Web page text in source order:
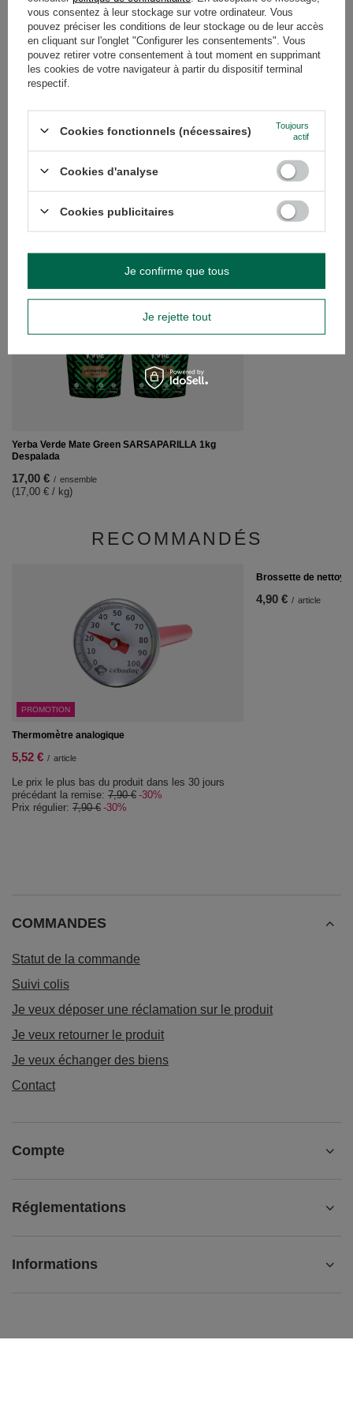
AVIS (0)
Avez-vous besoin d'aide ? Avez-vous des
répondrons rapidement. Les questions
et les réponses les plus intéressantes
seront publiées pour que d'autres
puissent les consulter.
Poser une question
VOIR AUSSI
Yerba Verde Mate Green SARSAPARILLA 1kg
Despalada
17,00 € / ensemble
(17,00 € / kg)
2 x 500g Verde Mate
RECOMMANDÉS
PROMOTION
Thermomètre analogique
5,52 € / article
Le prix le plus bas du produit dans les 30 jours
précédant la remise: 7,90 € -30%
Prix régulier: 7,90 € -30%
Brossette de
4,90 € / article
COMMANDES
Statut de la commande
Suivi colis
Je veux déposer une réclamation sur le produit
Je veux retourner le produit
Je veux échanger des biens
Contact
Compte
Réglementations
Informations
vous consentez à leur stockage sur votre ordinateur. Vous
pouvez préciser les conditions de leur stockage ou de leur accès
en cliquant sur l'onglet "Configurer les consentements". Vous
pouvez retirer votre consentement à tout moment en supprimant
les cookies de votre navigateur à partir du dispositif terminal
respectif.
Cookies fonctionnels (nécessaires)
Toujours
actif
Cookies d'analyse
Cookies publicitaires
Je rejette tout
Je confirme que tous